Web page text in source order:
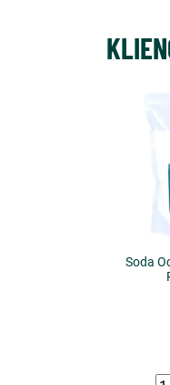
Soda